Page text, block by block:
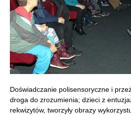
Doświadczanie polisensoryczne i
droga do zrozumienia; dzieci z
rekwizytów, tworzyły obrazy